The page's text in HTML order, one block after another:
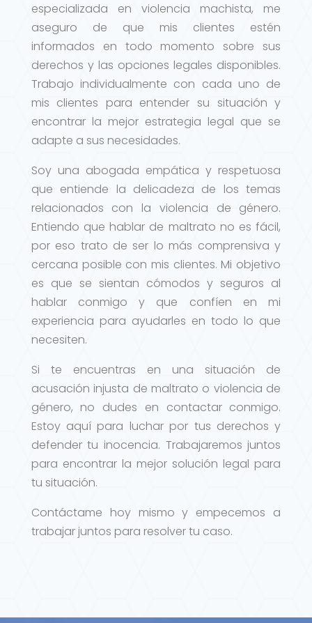
especializada en violencia machista, me
aseguro de que mis clientes estén
informados en todo momento sobre sus
derechos y las opciones legales disponibles.
Trabajo individualmente con cada uno de
mis clientes para entender su situación y
encontrar la mejor estrategia legal que se
adapte a sus necesidades.
Soy una abogada empática y respetuosa
que entiende la delicadeza de los temas
relacionados con la violencia de género.
Entiendo que hablar de maltrato no es fácil,
por eso trato de ser lo más comprensiva y
cercana posible con mis clientes. Mi objetivo
es que se sientan cómodos y seguros al
hablar conmigo y que confíen en mi
experiencia para ayudarles en todo lo que
necesiten.
Si te encuentras en una situación de
acusación injusta de maltrato o violencia de
género, no dudes en contactar conmigo.
Estoy aquí para luchar por tus derechos y
defender tu inocencia. Trabajaremos juntos
para encontrar la mejor solución legal para
tu situación.
Contáctame hoy mismo y empecemos a
trabajar juntos para resolver tu caso.